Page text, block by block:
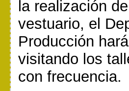
la realización
vestuario, el
Producción
visitando los
con frecuencia.